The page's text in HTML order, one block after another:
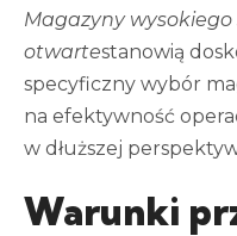
Magazyny wysokiego
otwartestanowią
specyficzny wybór
na efektywność
w dłuższej
Warunki